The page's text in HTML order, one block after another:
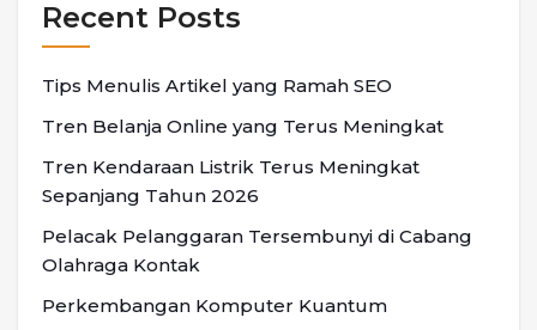
Recent Posts
Tips Menulis Artikel yang Ramah SEO
Tren Belanja Online yang Terus Meningkat
Tren Kendaraan Listrik Terus Meningkat
Sepanjang Tahun 2026
Pelacak Pelanggaran Tersembunyi di Cabang
Olahraga Kontak
Perkembangan Komputer Kuantum